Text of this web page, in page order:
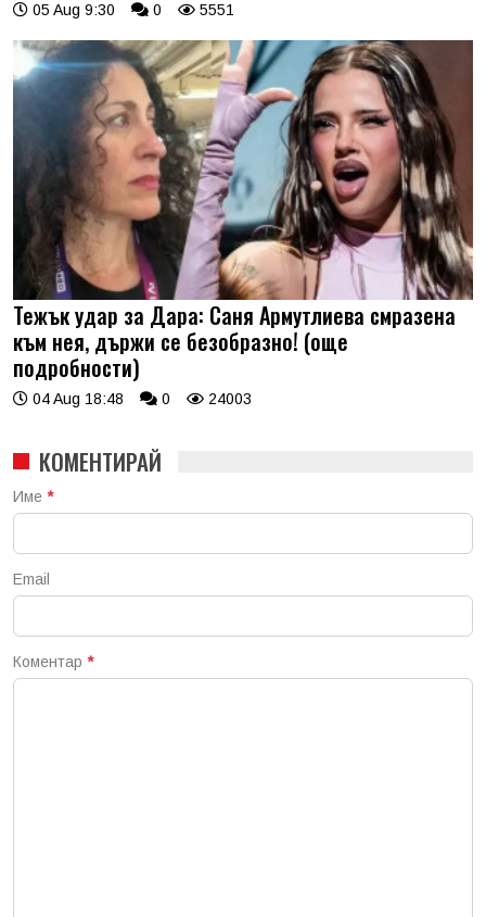
05 Aug 9:30 0 5551
Тежък удар за Дара: Саня Армутлиева смразена
към нея, държи се безобразно! (още
подробности)
04 Aug 18:48 0 24003
КОМЕНТИРАЙ
Име *
Email
Коментар *